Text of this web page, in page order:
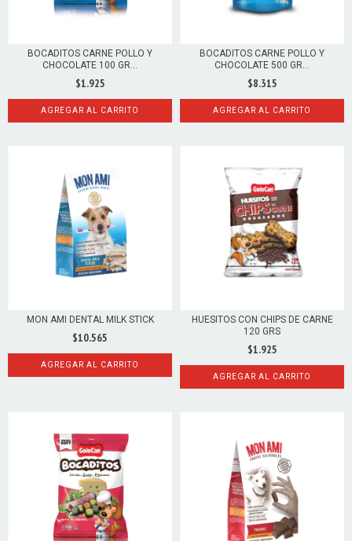
BOCADITOS CARNE POLLO Y
CHOCOLATE 100 GR...
$1.925
AGREGAR AL CARRITO
BOCADITOS CARNE POLLO Y
CHOCOLATE 500 GR...
$8.315
AGREGAR AL CARRITO
MON AMI DENTAL MILK STICK
$10.565
AGREGAR AL CARRITO
HUESITOS CON CHIPS DE CARNE
120 GRS
$1.925
AGREGAR AL CARRITO